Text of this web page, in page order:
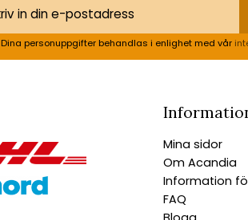
Dina personuppgifter behandlas i enlighet med vår
Mina sidor
Om Acandia
Information
FAQ